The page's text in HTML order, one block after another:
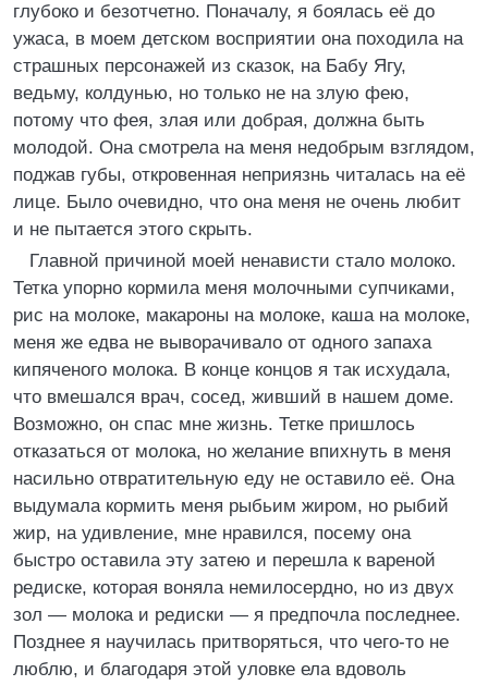
глубоко и безотчетно. Поначалу, я боялась её до
ужаса, в моем детском восприятии она походила на
страшных персонажей из сказок, на Бабу Ягу,
ведьму, колдунью, но только не на злую фею,
потому что фея, злая или добрая, должна быть
молодой. Она смотрела на меня недобрым взглядом,
поджав губы, откровенная неприязнь читалась на её
лице. Было очевидно, что она меня не очень любит
и не пытается этого скрыть.
Главной причиной моей ненависти стало молоко.
Тетка упорно кормила меня молочными супчиками,
рис на молоке, макароны на молоке, каша на молоке,
меня же едва не выворачивало от одного запаха
кипяченого молока. В конце концов я так исхудала,
что вмешался врач, сосед, живший в нашем доме.
Возможно, он спас мне жизнь. Тетке пришлось
отказаться от молока, но желание впихнуть в меня
насильно отвратительную еду не оставило её. Она
выдумала кормить меня рыбьим жиром, но рыбий
жир, на удивление, мне нравился, посему она
быстро оставила эту затею и перешла к вареной
редиске, которая воняла немилосердно, но из двух
зол — молока и редиски — я предпочла последнее.
Позднее я научилась притворяться, что чего-то не
люблю, и благодаря этой уловке ела вдоволь